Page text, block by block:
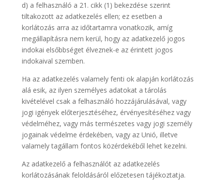
d) a felhasználó a 21. cikk (1) bekezdése szerint
tiltakozott az adatkezelés ellen; ez esetben a
korlátozás arra az időtartamra vonatkozik, amíg
megállapításra nem kerül, hogy az adatkezelő jogos
indokai elsőbbséget élveznek-e az érintett jogos
indokaival szemben.
Ha az adatkezelés valamely fenti ok alapján korlátozás
alá esik, az ilyen személyes adatokat a tárolás
kivételével csak a felhasználó hozzájárulásával, vagy
jogi igények előterjesztéséhez, érvényesítéséhez vagy
védelméhez, vagy más természetes vagy jogi személy
jogainak védelme érdekében, vagy az Unió, illetve
valamely tagállam fontos közérdekéből lehet kezelni.
Az adatkezelő a felhasználót az adatkezelés
korlátozásának feloldásáról előzetesen tájékoztatja.